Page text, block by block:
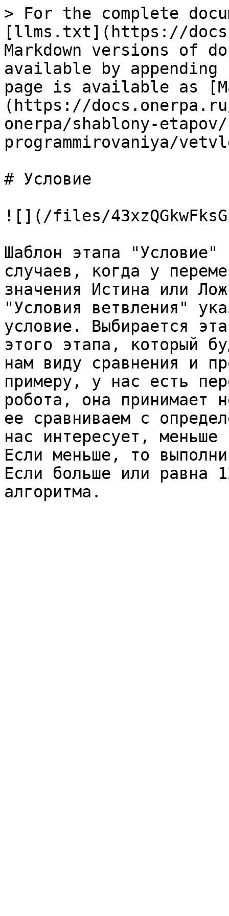
> For the complete
[llms.txt](https://
Markdown versions of
available by
page is available as
(https://
onerpa/shablony-
programmirovaniya/
# Условие
![](/files/
Шаблон этапа "Условие"
случаев, когда у
значения Истина или
"Условия ветвления"
условие. Выбирается
этого этапа, который
нам виду сравнения и
примеру, у нас есть
робота, она принимает
ее сравниваем с
нас интересует,
Если меньше, то
Если больше или равна